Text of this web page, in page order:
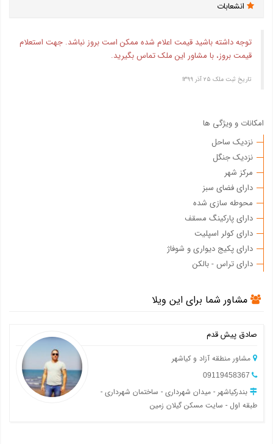
انشعابات
توجه داشته باشید قیمت اعلام شده ممکن است بروز نباشد. جهت استعلام
قیمت بروز، با مشاور این ملک تماس بگیرید.
تاریخ ثبت ملک ۲۵ آذر ۱۳۹۹
امکانات و ویژگی ها
نزدیک ساحل
نزدیک جنگل
مرکز شهر
دارای فضای سبز
محوطه سازی شده
دارای پارکینگ مسقف
دارای کولر اسپلیت
دارای پکیج دیواری و شوفاژ
دارای تراس - بالکن
مشاور شما برای این ویلا
صادق پیش قدم
مشاور منطقه آزاد و کیاشهر
بندرکیاشهر - میدان شهرداری - ساختمان شهرداری -
طبقه اول - سایت مسکن گیلان زمین